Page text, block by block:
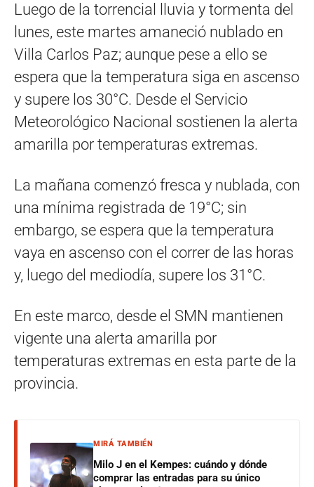
Luego de la torrencial lluvia y tormenta del
lunes, este martes amaneció nublado en
Villa Carlos Paz; aunque pese a ello se
espera que la temperatura siga en ascenso
y supere los 30°C. Desde el Servicio
Meteorológico Nacional sostienen la alerta
amarilla por temperaturas extremas.
La mañana comenzó fresca y nublada, con
una mínima registrada de 19°C; sin
embargo, se espera que la temperatura
vaya en ascenso con el correr de las horas
y, luego del mediodía, supere los 31°C.
En este marco, desde el SMN mantienen
vigente una alerta amarilla por
temperaturas extremas en esta parte de la
provincia.
MIRÁ TAMBIÉN
Milo J en el Kempes: cuándo y dónde
comprar las entradas para su único